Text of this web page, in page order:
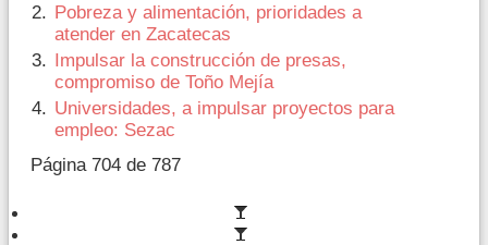
Pobreza y alimentación, prioridades a
atender en Zacatecas
Impulsar la construcción de presas,
compromiso de Toño Mejía
Universidades, a impulsar proyectos para
empleo: Sezac
Página 704 de 787